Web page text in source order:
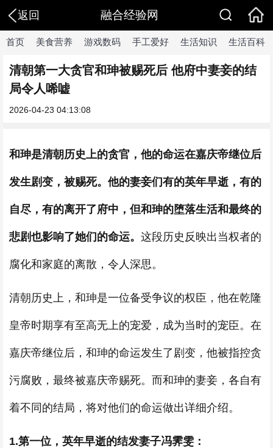
返回 融合经验网
首页 美食营养 游戏数码 手工爱好 生活知识 生活百科
清朝第一大贪官和珅被赐死后 他府中妻妾的结
局令人唏嘘
2026-04-23 04:13:08
和珅是清朝历史上的贪官，他的命运在嘉庆帝继位后
发生剧变，被赐死。他的妻妾们有的英年早逝，有的
自尽，有的离开了府中，但和珅的堕落生活和最终的
悲剧也影响了她们的命运。 这段历史反映出当权者的
腐化和家庭的离散，令人深思。
清朝历史上，和珅是一位备受争议的权臣，他在乾隆
皇帝时期享有至高无上的宠爱，成为当时的宠臣。在
嘉庆帝继位后，和珅的命运发生了剧变，他被指控贪
污腐败，最终被嘉庆帝赐死。而和珅的妻妾，各自有
着不同的结局，将对他们的命运做出详细介绍。
1.第一位，英年早逝的结发妻子冯霁雯：